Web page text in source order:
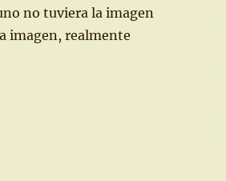
no tuviera la imagen
imagen, realmente